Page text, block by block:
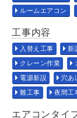
ルームエアコン
工事内容
入替え工事 新
クレーン作業
電源新設 穴あ
難工事 夜間工
エアコンタイ